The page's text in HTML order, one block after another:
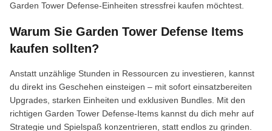
Garden Tower Defense-Einheiten stressfrei kaufen möchtest.
Warum Sie Garden Tower Defense Items
kaufen sollten?
Anstatt unzählige Stunden in Ressourcen zu investieren, kannst
du direkt ins Geschehen einsteigen – mit sofort einsatzbereiten
Upgrades, starken Einheiten und exklusiven Bundles. Mit den
richtigen Garden Tower Defense-Items kannst du dich mehr auf
Strategie und Spielspaß konzentrieren, statt endlos zu grinden.